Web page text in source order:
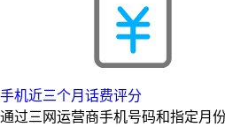
手机近三个月话费评分
通过三网运营商手机号码和指定月